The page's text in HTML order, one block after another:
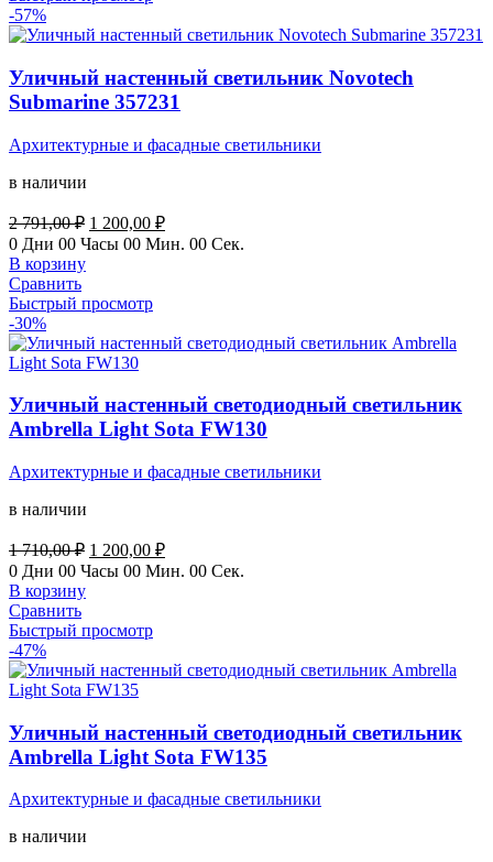
-57%
Уличный настенный светильник Novotech
Submarine 357231
Архитектурные и фасадные светильники
в наличии
2 791,00₽ Первоначальная
цена
791,00 ₽.
1 200,00 ₽Текущая
цена:
0 Дни 00 Часы 00 Мин. 00 Сек.
В корзину
Сравнить
Быстрый просмотр
-30%
Уличный настенный светодиодный светильник
Ambrella Light Sota FW130
Архитектурные и фасадные светильники
в наличии
1 710,00₽ Первоначальная
цена
710,00 ₽.
1 200,00 ₽Текущая
цена:
0 Дни 00 Часы 00 Мин. 00 Сек.
В корзину
Сравнить
Быстрый просмотр
-47%
Уличный настенный светодиодный светильник
Ambrella Light Sota FW135
Архитектурные и фасадные светильники
в наличии